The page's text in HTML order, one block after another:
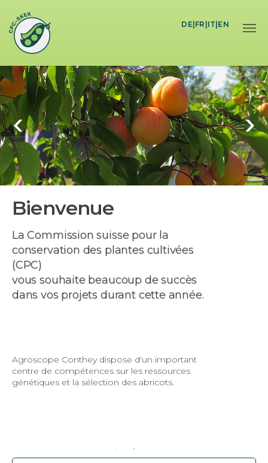
DE| FR IT EN
Bienvenue
La Commission suisse pour la
conservation des plantes cultivées
(CPC)
vous souhaite beaucoup de succès
dans vos projets durant cette année.
Agroscope Conthey dispose d'un important
centre de compétences sur les ressources
génétiques et la sélection des abricots.